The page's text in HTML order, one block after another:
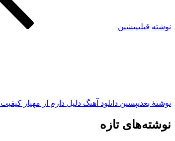
نوشته قبلیپیشین
نوشته‌ٔ بعدیپسین دانلود آهنگ دلیل دارم از مهیار
نوشته‌های تازه